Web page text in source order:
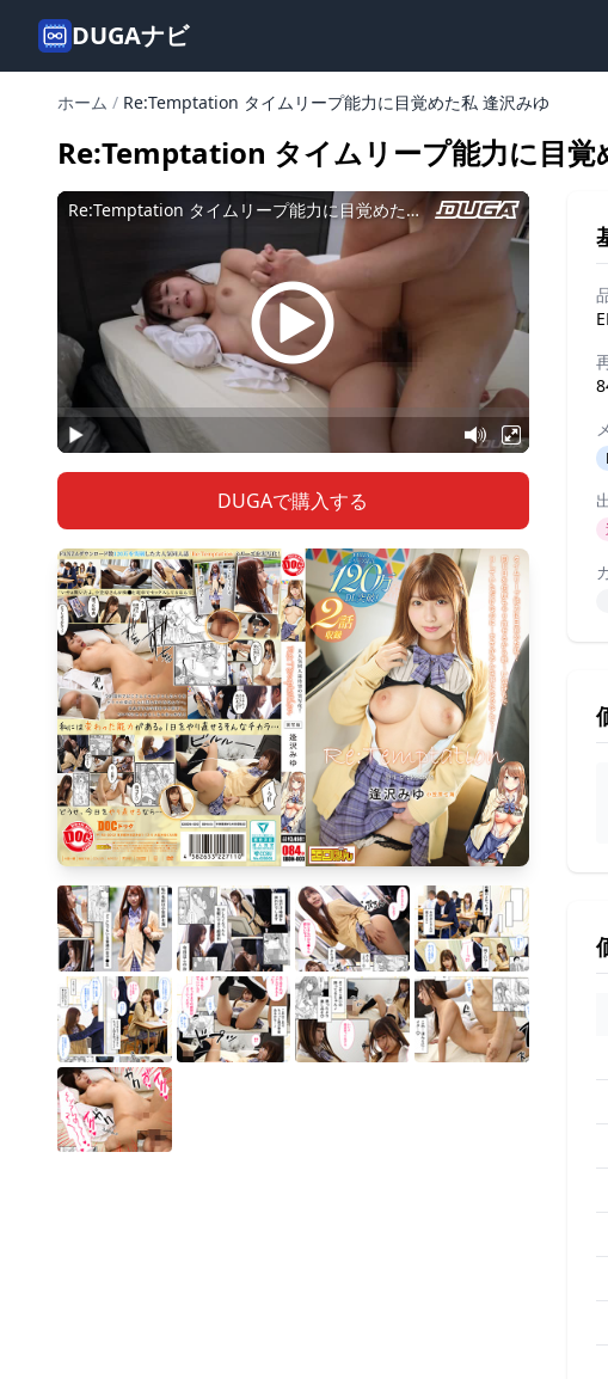
DUGAナビ
ホーム / Re:Temptation タイムリープ能力に目覚めた私 逢沢みゆ
Re:Temptation タイムリープ能力に目覚
DUGAで購入する